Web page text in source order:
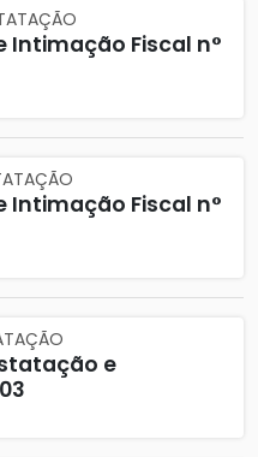
Intimação Fiscal n°
Intimação Fiscal n°
e